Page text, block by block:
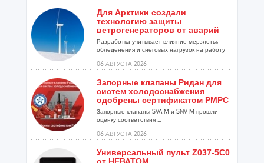
Для Арктики создали
технологию защиты
ветрогенераторов от аварий
Разработка учитывает влияние мерзлоты,
обледенения и снеговых нагрузок на работу
06 АВГУСТА 2026
Запорные клапаны Ридан для
систем холодоснабжения
одобрены сертификатом РМРС
Запорные клапаны SVA M и SNV M прошли
оценку соответствия ...
06 АВГУСТА 2026
Универсальный пульт Z037-5C0
от НЕВАТОМ